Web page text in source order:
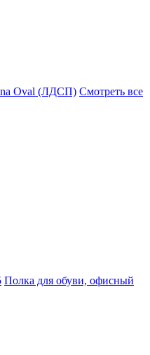
Oval (ЛДСП) Смотреть все
Полка для обуви, офисный